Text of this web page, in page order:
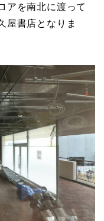
アを南北に渡って
屋書店となりま